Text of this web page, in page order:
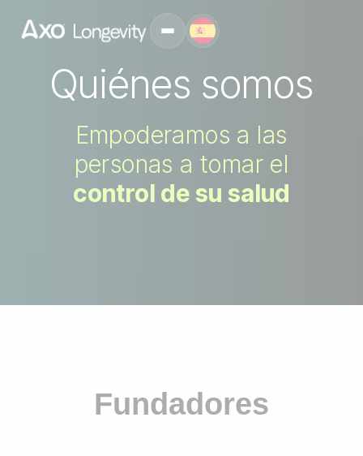
Quiénes somos
Empoderamos a las
personas a tomar el
control de su salud
Fundadores